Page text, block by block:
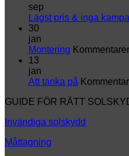
sep
Lägst pris & inga
30
jan
Montering
13
jan
Att tänka på
GUIDE FÖR RÄTT
Invändiga solskydd
Måttagning